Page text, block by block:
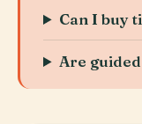
Can I buy
Are